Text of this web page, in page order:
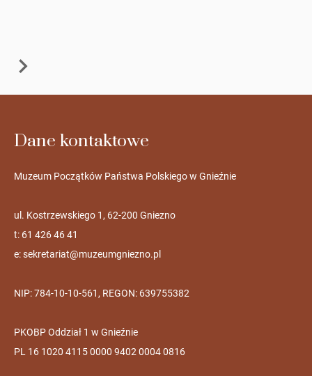
Dane kontaktowe
Muzeum Początków Państwa Polskiego w Gnieźnie
ul. Kostrzewskiego 1, 62-200 Gniezno
t: 61 426 46 41
e:sekretariat@muzeumgniezno.pl
NIP: 784-10-10-561, REGON: 639755382
PKOBP Oddział 1 w Gnieźnie
PL 16 1020 4115 0000 9402 0004 0816